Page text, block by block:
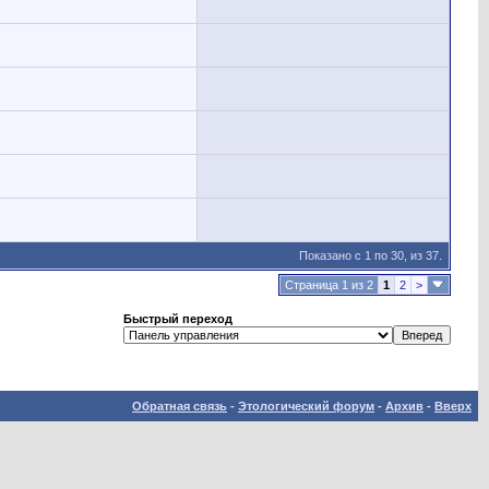
Показано с 1 по 30, из 37.
Страница 1 из 2 1 2 >
Быстрый переход
Обратная связь - Этологический форум - Архив - Вверх